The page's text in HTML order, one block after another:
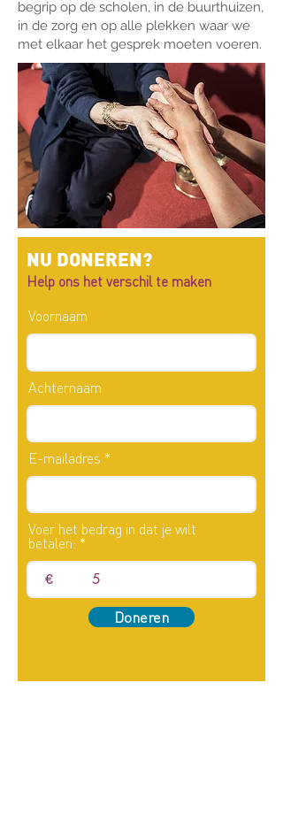
begrip op de scholen, in de buurthuizen,
in de zorg en op alle plekken waar we
met elkaar het gesprek moeten voeren.
NU DONEREN?
Help ons het verschil te maken
Voornaam
Achternaam
E-mailadres
Voer het bedrag in dat je wilt
betalen:
€
Doneren